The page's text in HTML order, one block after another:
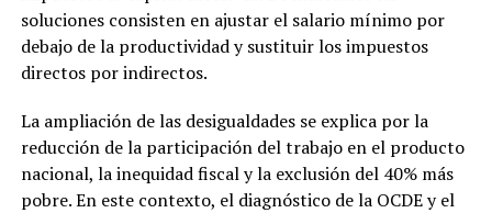
soluciones consisten en ajustar el salario mínimo por
debajo de la productividad y sustituir los impuestos
directos por indirectos.
La ampliación de las desigualdades se explica por la
reducción de la participación del trabajo en el producto
nacional, la inequidad fiscal y la exclusión del 40% más
pobre. En este contexto, el diagnóstico de la OCDE y el